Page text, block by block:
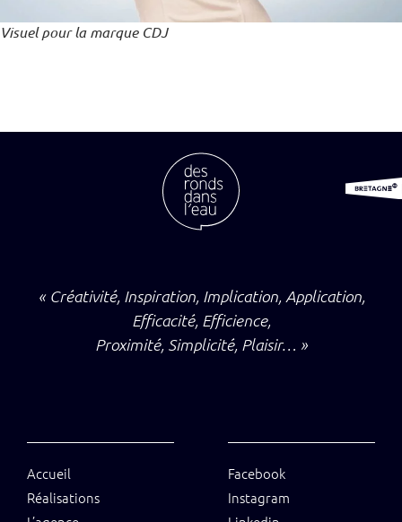
Visuel pour la marque CDJ
« Créativité, Inspiration, Implication, Application,
Efficacité, Efficience,
Proximité, Simplicité, Plaisir… »
Accueil
Réalisations
Facebook
Instagram